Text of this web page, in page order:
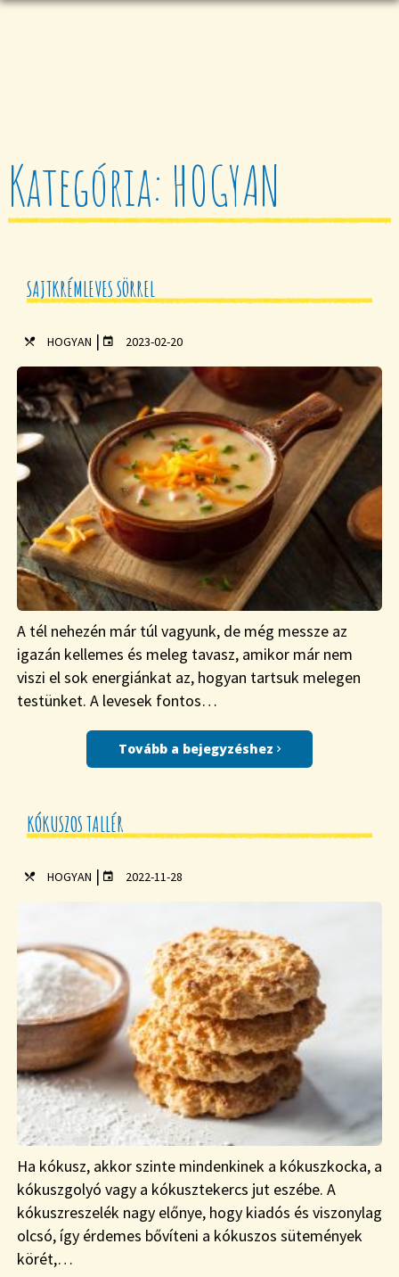
Kategória: HOGYAN
SAJTKRÉMLEVES SÖRREL
HOGYAN | 2023-02-20
A tél nehezén már túl vagyunk, de még messze az
igazán kellemes és meleg tavasz, amikor már nem
viszi el sok energiánkat az, hogyan tartsuk melegen
testünket. A levesek fontos…
Tovább a bejegyzéshez
KÓKUSZOS TALLÉR
HOGYAN | 2022-11-28
Ha kókusz, akkor szinte mindenkinek a kókuszkocka, a
kókuszgolyó vagy a kókusztekercs jut eszébe. A
kókuszreszelék nagy előnye, hogy kiadós és viszonylag
olcsó, így érdemes bővíteni a kókuszos sütemények
körét,…